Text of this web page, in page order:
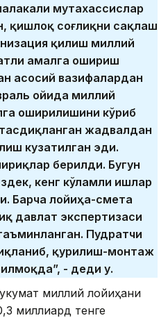
мутахассислар
қишлоқ соғлиқни сақлаш
қилиш миллий
амалга ошириш
асосий вазифалардан
ойида миллий
оширилишини кўриб
жадвалдан
кузатилган эди.
берилди. Бугун
кенг кўламли ишлар
Барча лойиҳа-смета
давлат экспертизаси
Пудратчи
қурилиш-монтаж
- деди у.
миллий лойиҳани
миллиард тенге